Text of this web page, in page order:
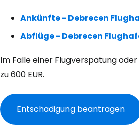
Ankünfte - Debrecen
Abflüge - Debrecen
Im Falle einer Flugverspätung
zu600 EUR.
Entschädigung beantragen